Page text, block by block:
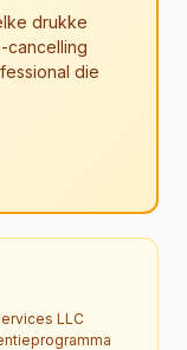
drukke
cancelling
die
LLC